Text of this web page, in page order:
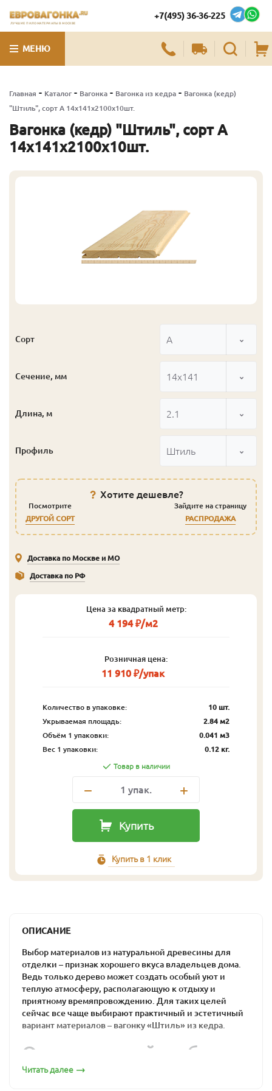
ЛУЧШИЕ ПИЛОМАТЕРИАЛЫ В МОСКВЕ
+7(495) 36-36-225
МЕНЮ
Главная - Каталог - Вагонка - Вагонка из кедра - Вагонка (кедр)
"Штиль", сорт А 14х141х2100х10шт.
Вагонка (кедр) "Штиль", сорт А
14х141х2100х10шт.
Сорт А
Сечение, мм 14x141
Длина, м 2.1
Профиль Штиль
Хотите дешевле?
Посмотрите
ДРУГОЙ СОРТ
Зайдите на страницу
РАСПРОДАЖА
Доставка по Москве и МО
Доставка по РФ
Цена за квадратный метр:
4 194 ₽/м2
Розничная цена:
11 910 ₽/упак
Количество в упаковке:
10 шт.
Укрываемая площадь:
2.84 м2
Объём 1 упаковки:
0.041 м3
Вес 1 упаковки:
0.12 кг.
Товар в наличии
1 упак.
Купить
Купить в 1 клик
ОПИСАНИЕ
Выбор материалов из натуральной древесины для
отделки – признак хорошего вкуса владельцев дома.
Ведь только дерево может создать особый уют и
теплую атмосферу, располагающую к отдыху и
приятному времяпровождению. Для таких целей
сейчас все чаще выбирают практичный и эстетичный
вариант материалов – вагонку «Штиль» из кедра.
Оптимальный выбор
для загородного дома
Читать далее